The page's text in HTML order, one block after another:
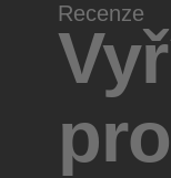
Recenze